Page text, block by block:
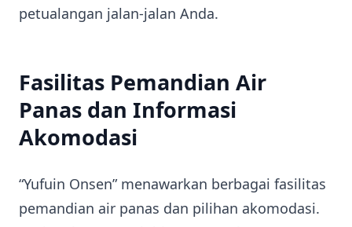
petualangan jalan-jalan Anda.
Fasilitas Pemandian Air
Panas dan Informasi
Akomodasi
“Yufuin Onsen” menawarkan berbagai fasilitas
pemandian air panas dan pilihan akomodasi.